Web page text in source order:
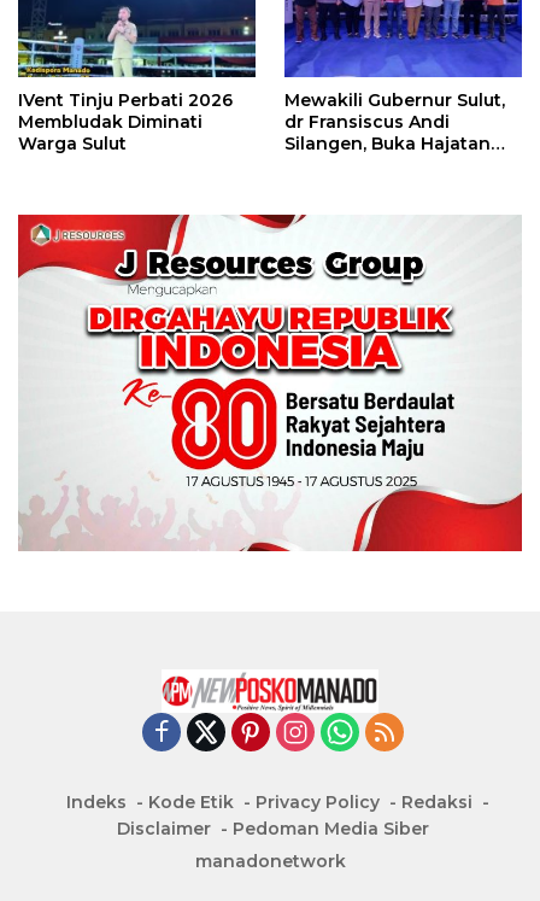
IVent Tinju Perbati 2026
Membludak Diminati
Warga Sulut
Mewakili Gubernur Sulut,
dr Fransiscus Andi
Silangen, Buka Hajatan
Indeks Kode Etik Privacy Policy
Redaksi
Disclaimer
Pedoman Media Siber
manadonetwork